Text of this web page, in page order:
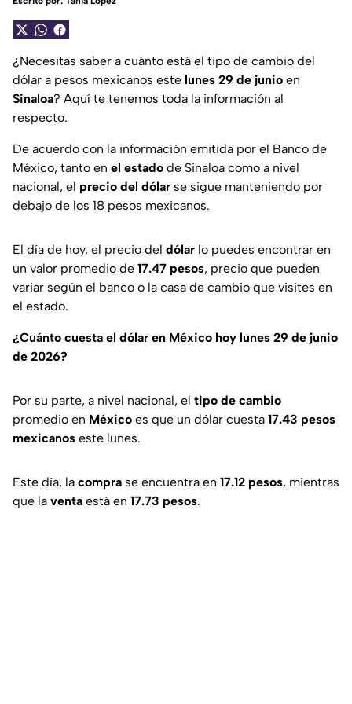
¿Necesitas saber a cuánto está el tipo de cambio del
dólar a pesos mexicanos este lunes 29 de junio en
Sinaloa? Aquí te tenemos toda la información al
respecto.
De acuerdo con la información emitida por el Banco de
México, tanto en el estado de Sinaloa como a nivel
nacional, el precio del dólar se sigue manteniendo por
debajo de los 18 pesos mexicanos.
El día de hoy, el precio del dólar lo puedes encontrar en
un valor promedio de 17.47 pesos, precio que pueden
variar según el banco o la casa de cambio que visites en
el estado.
¿Cuánto cuesta el dólar en México hoy lunes 29 de junio
de 2026?
Por su parte, a nivel nacional, el tipo de cambio
promedio en México es que un dólar cuesta 17.43 pesos
mexicanos este lunes.
Este día, la compra se encuentra en 17.12 pesos, mientras
que la venta está en 17.73 pesos.